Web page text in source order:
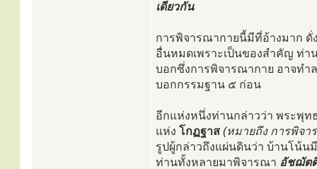
เดียวกัน
การพิจารณากายนี้มีที่อ้างมาก ดั่
อื่นหมดเพราะเป็นของสำคัญ ท่า
บอกซึ่งการพิจารณากาย อาจทำ
บอกกรรมฐาน ๕ ก่อน
อีกแห่งหนึ่งท่านกล่าวว่า พระพุท
แห่ง โกฏฐาส (หมายถึง การพิจา
รูปผู้กล่าวถึงแผ่นดินว่า บ้านโน้
ท่านทั้งหลายมาพิจารณา อัชฌัต